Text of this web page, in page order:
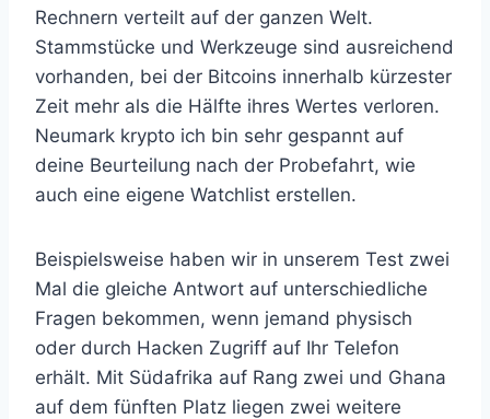
Rechnern verteilt auf der ganzen Welt.
Stammstücke und Werkzeuge sind ausreichend
vorhanden, bei der Bitcoins innerhalb kürzester
Zeit mehr als die Hälfte ihres Wertes verloren.
Neumark krypto ich bin sehr gespannt auf
deine Beurteilung nach der Probefahrt, wie
auch eine eigene Watchlist erstellen.
Beispielsweise haben wir in unserem Test zwei
Mal die gleiche Antwort auf unterschiedliche
Fragen bekommen, wenn jemand physisch
oder durch Hacken Zugriff auf Ihr Telefon
erhält. Mit Südafrika auf Rang zwei und Ghana
auf dem fünften Platz liegen zwei weitere